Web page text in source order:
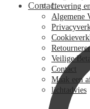
ContactLevering
Algemene
Veilige
Contact
Maak een
lichtadvies